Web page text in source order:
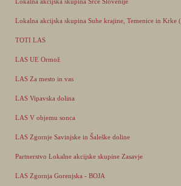
Lokalna akcijska skupina Suhe krajine, Temenice in Krke
TOTI LAS
LAS UE Ormož
LAS Za mesto in vas
LAS Vipavska dolina
LAS V objemu sonca
LAS Zgornje Savinjske in Šaleške doline
Partnerstvo Lokalne akcijske skupine Zasavje
LAS Zgornja Gorenjska - BOJA